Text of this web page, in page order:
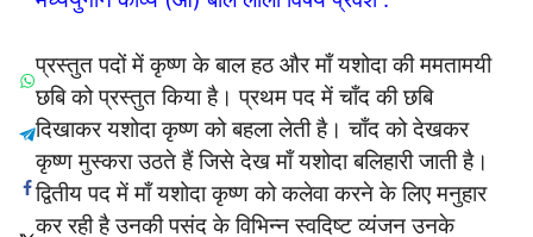
प्रस्तुत पदों में कृष्ण के बाल हठ और माँ यशोदा की ममतामयी
छबि को प्रस्तुत किया है। प्रथम पद में चाँद की छबि
दिखाकर यशोदा कृष्ण को बहला लेती है। चाँद को देखकर
कृष्ण मुस्करा उठते हैं जिसे देख माँ यशोदा बलिहारी जाती है।
द्वितीय पद में माँ यशोदा कृष्ण को कलेवा करने के लिए मनुहार
कर रही है उनकी पसंद के विभिन्न स्वदिष्ट व्यंजन उनके